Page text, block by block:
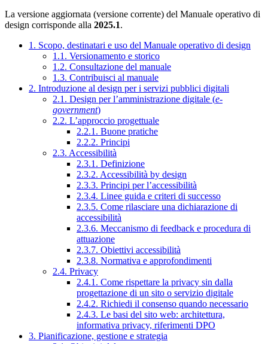
La versione aggiornata (versione corrente) del Manuale operativo di
design corrisponde alla 2025.1.
1. Scopo, destinatari e uso del Manuale operativo di design
1.1. Versionamento e storico
1.2. Consultazione del manuale
1.3. Contribuisci al manuale
2. Introduzione al design per i servizi pubblici digitali
2.1. Design per l’amministrazione digitale (e-
government)
2.2. L’approccio progettuale
2.2.1. Buone pratiche
2.2.2. Principi
2.3. Accessibilità
2.3.1. Definizione
2.3.2. Accessibilità by design
2.3.3. Principi per l’accessibilità
2.3.4. Linee guida e criteri di successo
2.3.5. Come rilasciare una dichiarazione di
accessibilità
2.3.6. Meccanismo di feedback e procedura di
attuazione
2.3.7. Obiettivi accessibilità
2.3.8. Normativa e approfondimenti
2.4. Privacy
2.4.1. Come rispettare la privacy sin dalla
progettazione di un sito o servizio digitale
2.4.2. Richiedi il consenso quando necessario
2.4.3. Le basi del sito web: architettura,
informativa privacy, riferimenti DPO
3. Pianificazione, gestione e strategia